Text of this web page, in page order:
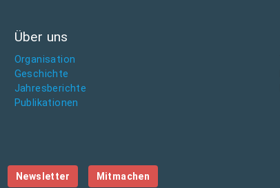
Über uns
Organisation
Geschichte
Jahresberichte
Publikationen
Newsletter Mitmachen